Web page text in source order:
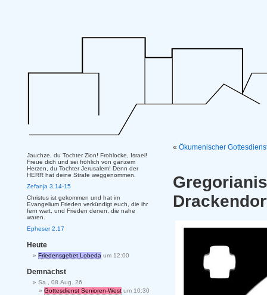
« Ökumenischer
Jauchze, du Tochter Zion! Frohlocke, Israel!
Freue dich und sei fröhlich von ganzem
Herzen, du Tochter Jerusalem! Denn der
HERR hat deine Strafe weggenommen.
Zefanja 3,14-15
Christus ist gekommen und hat im
Evangelium Frieden verkündigt euch, die ihr
fern wart, und Frieden denen, die nahe
waren.
Epheser 2,17
Heute
Friedensgebet Lobeda um 12:00
Demnächst
Sa., 08.Aug. 26
Gottesdienst Senioren-West um 10:30